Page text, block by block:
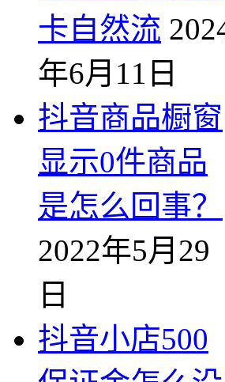
卡自然流
年6月11日
抖音商品橱窗
显示0件商品
是怎么回事？
2022年5月29
日
抖音小店500